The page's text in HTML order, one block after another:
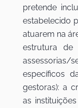
pretende
estabelecido
atuarem na
estrutura de
específicos
gestoras): a
as